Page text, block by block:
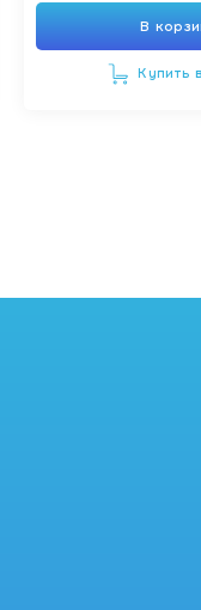
В
Купить